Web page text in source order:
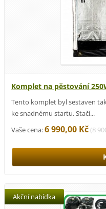
Komplet na pěstování
Tento komplet byl sestaven
ke snadnému startu. Stačí...
Vaše cena:6 990,00 Kč(8
Akční nabídka